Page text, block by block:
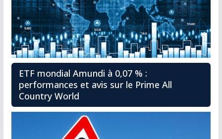
ETF mondial Amundi à 0,07 % :
performances et avis sur le Prime All
Country World